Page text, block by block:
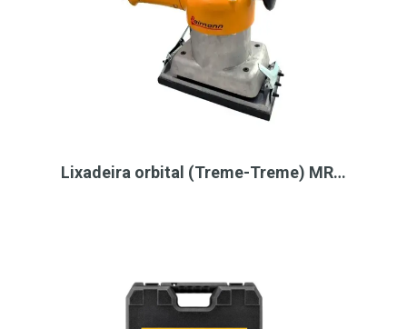
Lixadeira orbital (Treme-Treme) MR…